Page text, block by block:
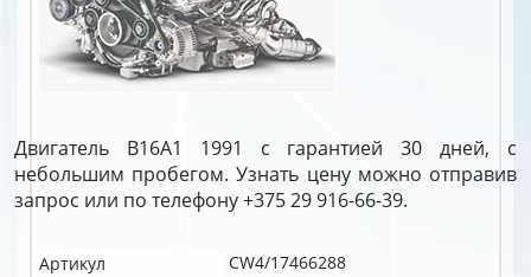
Двигатель B16A1 1991 с гарантией 30 дней, с
небольшим пробегом. Узнать цену можно отправив
запрос или по телефону +375 29 916-66-39.
Артикул
CW4/17466288